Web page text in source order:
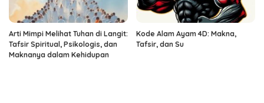
Arti Mimpi Melihat Tuhan di Langit:
Tafsir Spiritual, Psikologis, dan
Maknanya dalam Kehidupan
Kode Alam Ayam 4D: Makna,
Tafsir, dan Su